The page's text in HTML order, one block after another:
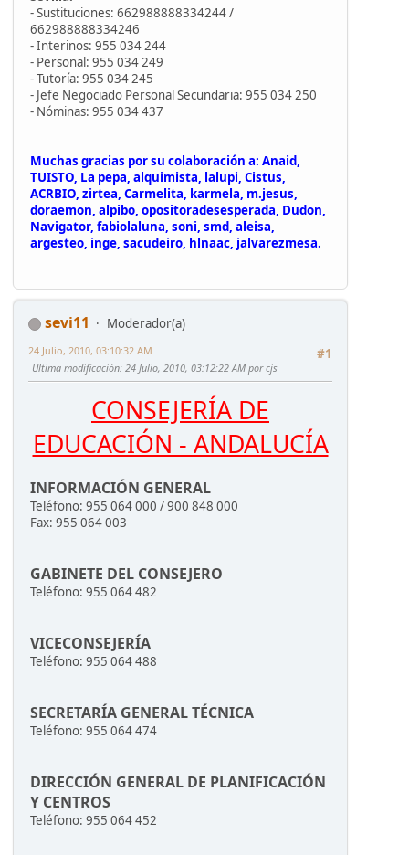
- Sustituciones: 662988888334244 /
662988888334246
- Interinos: 955 034 244
- Personal: 955 034 249
- Tutoría: 955 034 245
- Jefe Negociado Personal Secundaria: 955 034 250
- Nóminas: 955 034 437
Muchas gracias por su colaboración a: Anaid,
TUISTO, La pepa, alquimista, lalupi, Cistus,
ACRBIO, zirtea, Carmelita, karmela, m.jesus,
doraemon, alpibo, opositoradesesperada, Dudon,
Navigator, fabiolaluna, soni, smd, aleisa,
argesteo, inge, sacudeiro, hlnaac, jalvarezmesa.
sevi11
Moderador(a)
#1
24 Julio, 2010, 03:10:32 AM
Ultima modificación: 24 Julio, 2010, 03:12:22 AM por cjs
CONSEJERÍA DE
EDUCACIÓN - ANDALUCÍA
INFORMACIÓN GENERAL
Teléfono: 955 064 000 / 900 848 000
Fax: 955 064 003
GABINETE DEL CONSEJERO
Teléfono: 955 064 482
VICECONSEJERÍA
Teléfono: 955 064 488
SECRETARÍA GENERAL TÉCNICA
Teléfono: 955 064 474
DIRECCIÓN GENERAL DE PLANIFICACIÓN
Y CENTROS
Teléfono: 955 064 452